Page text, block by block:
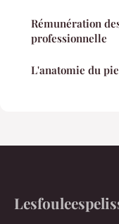
Rémunération
professionnelle
L'anatomie du